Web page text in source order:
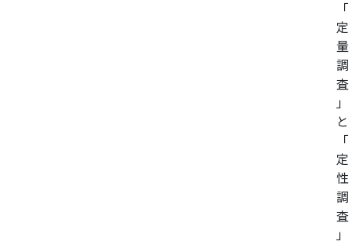
「
定
量
調
査
」
と
「
定
性
調
査
」